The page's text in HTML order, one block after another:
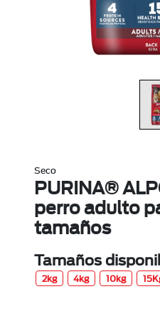
Seco
PURINA®
perro adulto
tamaños
Tamaños
2kg 4kg 10kg